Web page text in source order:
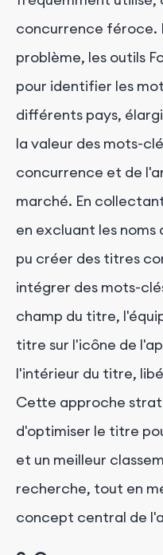
concurrence féroce.
problème, les outils
pour identifier les
différents pays,
la valeur des mots-
concurrence et de
marché. En
en excluant les
pu créer des titres
intégrer des mots-
champ du titre,
titre sur l'icône de
l'intérieur du titre,
Cette approche
d'optimiser le titre
et un meilleur
recherche, tout en
concept central de